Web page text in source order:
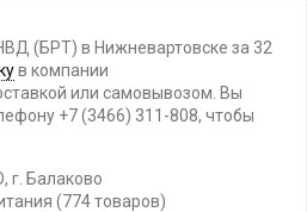
(БРТ) в Нижневартовске за 32
в компании
или самовывозом. Вы
+7 (3466) 311-808, чтобы
г. Балаково
(774 товаров)